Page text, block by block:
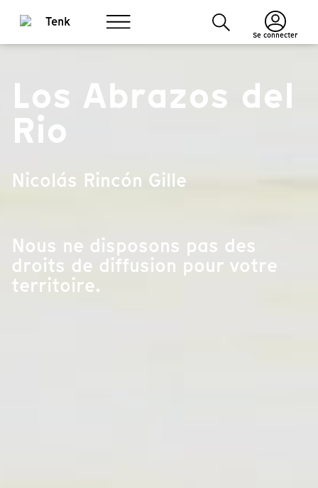
Se connecter
Los Abrazos del
Rio
Nicolás Rincón Gille
Nous ne disposons pas des
droits de diffusion pour votre
territoire.